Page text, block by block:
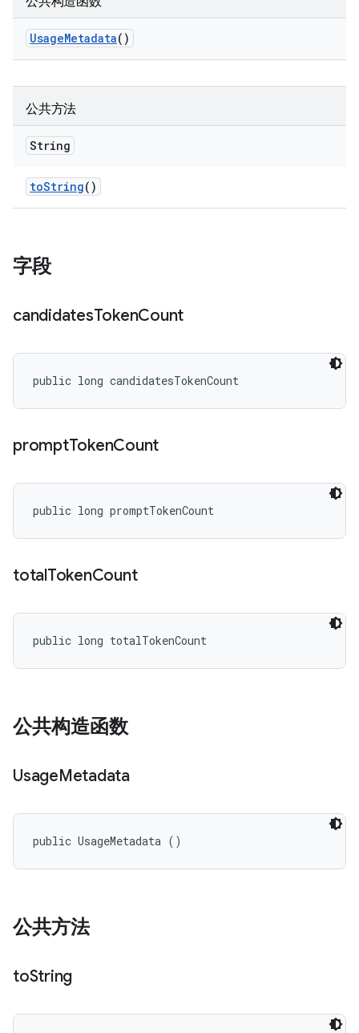
UsageMetadata()
公共方法
String
toString()
字段
candidatesTokenCount
public long candidatesTokenCount
promptTokenCount
public long promptTokenCount
totalTokenCount
public long totalTokenCount
公共构造函数
UsageMetadata
public UsageMetadata ()
公共方法
toString